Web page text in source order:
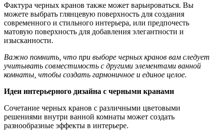
Фактура черных кранов также может варьироваться. Вы
можете выбрать глянцевую поверхность для создания
современного и стильного интерьера, или предпочесть
матовую поверхность для добавления элегантности и
изысканности.
Важно помнить, что при выборе черных кранов вам следует
учитывать совместимость с другими элементами ванной
комнаты, чтобы создать гармоничное и единое целое.
Идеи интерьерного дизайна с черными кранами
Сочетание черных кранов с различными цветовыми
решениями внутри ванной комнаты может создать
разнообразные эффекты в интерьере.